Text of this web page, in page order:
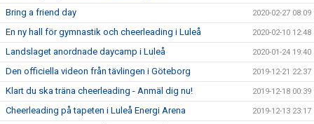
Bring a friend day 2020-02-27 08:09
En ny hall för gymnastik och cheerleading i Luleå 2020-02-10 12:48
Landslaget anordnade daycamp i Luleå 2020-01-24 19:40
Den officiella videon från tävlingen i Göteborg 2019-12-21 22:37
Klart du ska träna cheerleading - Anmäl dig nu! 2019-12-18 00:39
Cheerleading på tapeten i Luleå Energi Arena 2019-12-13 23:17